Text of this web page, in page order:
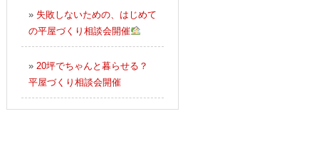
» 失敗しないための、はじめて
の平屋づくり相談会開催
» 20坪でちゃんと暮らせる？
平屋づくり相談会開催